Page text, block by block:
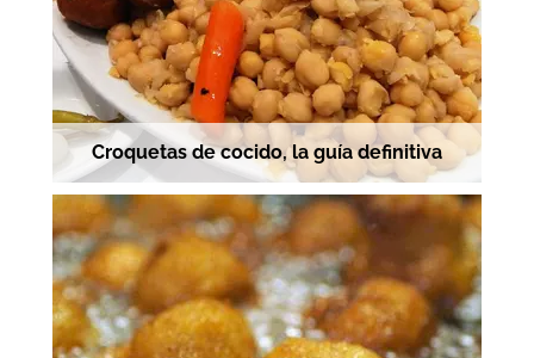
Croquetas de cocido, la guía definitiva